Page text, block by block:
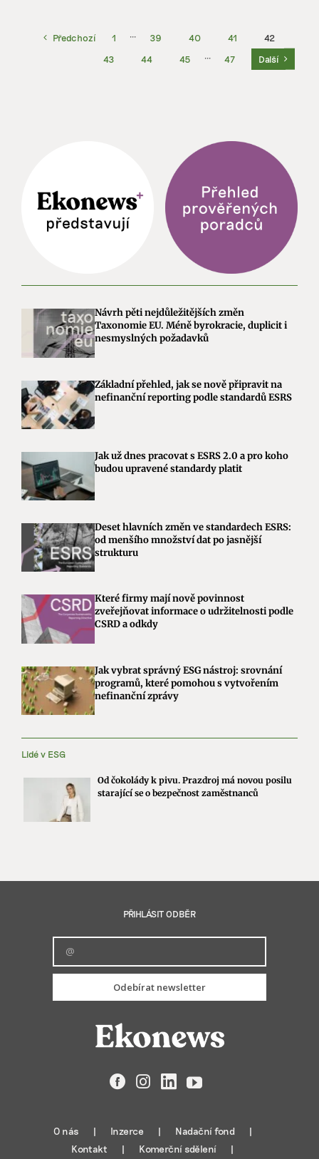
Předchozí 1 ··· 39 40 41
42
43
44 45 ··· 47 Další
Návrh pěti nejdůležitějších změn
Taxonomie EU. Méně byrokracie, duplicit i
nesmyslných požadavků
Základní přehled, jak se nově připravit na
nefinanční reporting podle standardů ESRS
Jak už dnes pracovat s ESRS 2.0 a pro koho
budou upravené standardy platit
Deset hlavních změn ve standardech ESRS:
od menšího množství dat po jasnější
strukturu
Které firmy mají nově povinnost
zveřejňovat informace o udržitelnosti podle
CSRD a odkdy
Jak vybrat správný ESG nástroj: srovnání
programů, které pomohou s vytvořením
nefinanční zprávy
Lidé v ESG
Od čokolády k pivu. Prazdroj má novou posilu
starající se o bezpečnost zaměstnanců
PŘIHLÁSIT ODBĚR
Odebírat newsletter
FacebookInstagramLinkedIn
YouTube
O nás Inzerce
Nadační fond
Kontakt
Komerční sdělení